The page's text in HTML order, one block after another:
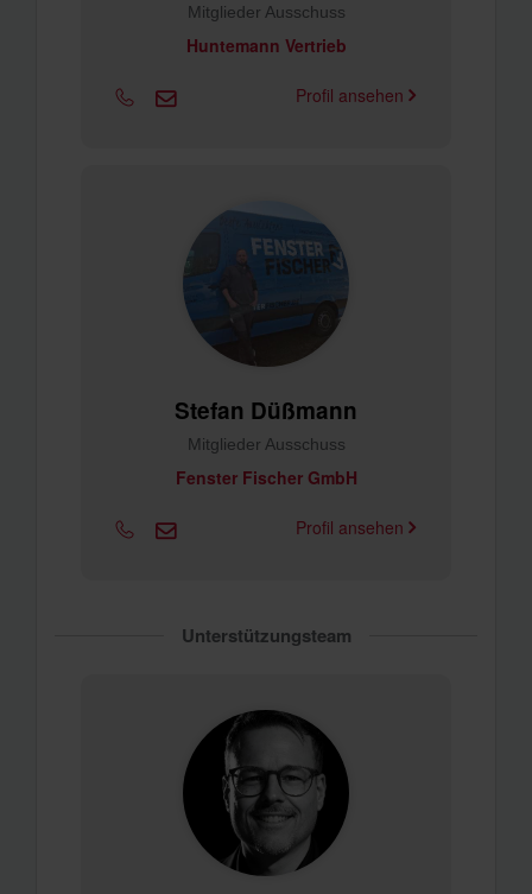
Mitglieder Ausschuss
Huntemann Vertrieb
Profil ansehen
Stefan Düßmann
Mitglieder Ausschuss
Fenster Fischer GmbH
Profil ansehen
Unterstützungsteam